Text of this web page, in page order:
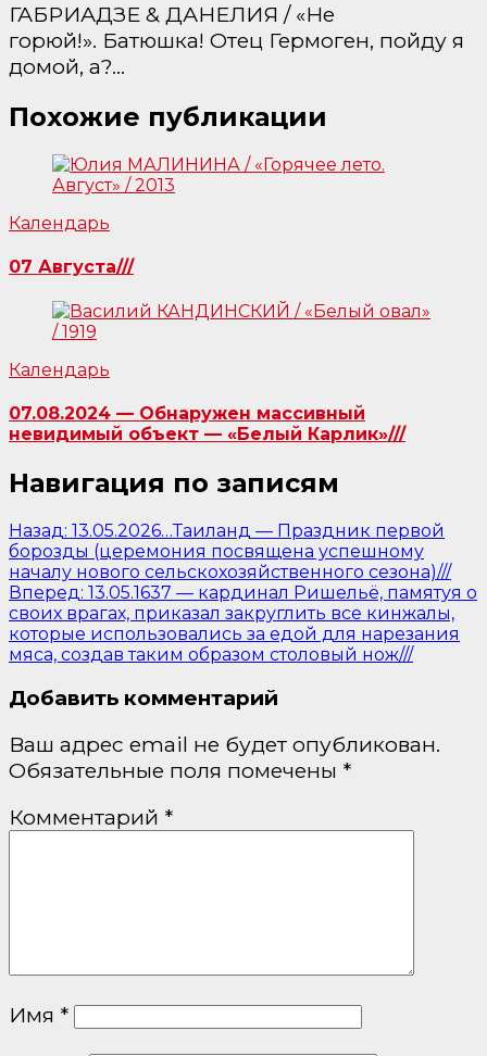
ГАБРИАДЗЕ & ДАНЕЛИЯ / «Не
горюй!». Батюшка! Отец Гермоген, пойду я
домой, а?…
Похожие публикации
Календарь
07 Августа///
Календарь
07.08.2024 — Обнаружен массивный
невидимый объект — «Белый Карлик»///
Навигация по записям
Назад: 13.05.2026…Таиланд — Праздник первой
борозды (церемония посвящена успешному
началу нового сельскохозяйственного сезона)///
Вперед: 13.05.1637 — кардинал Ришельё, памятуя о
своих врагах, приказал закруглить все кинжалы,
которые использовались за едой для нарезания
мяса, создав таким образом столовый нож///
Добавить комментарий
Ваш адрес email не будет опубликован.
Обязательные поля помечены *
Комментарий *
Имя *